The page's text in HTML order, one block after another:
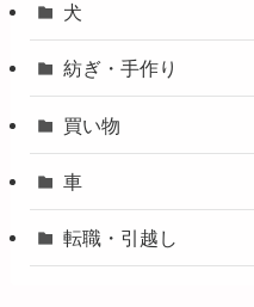
犬
紡ぎ・手作り
買い物
車
転職・引越し